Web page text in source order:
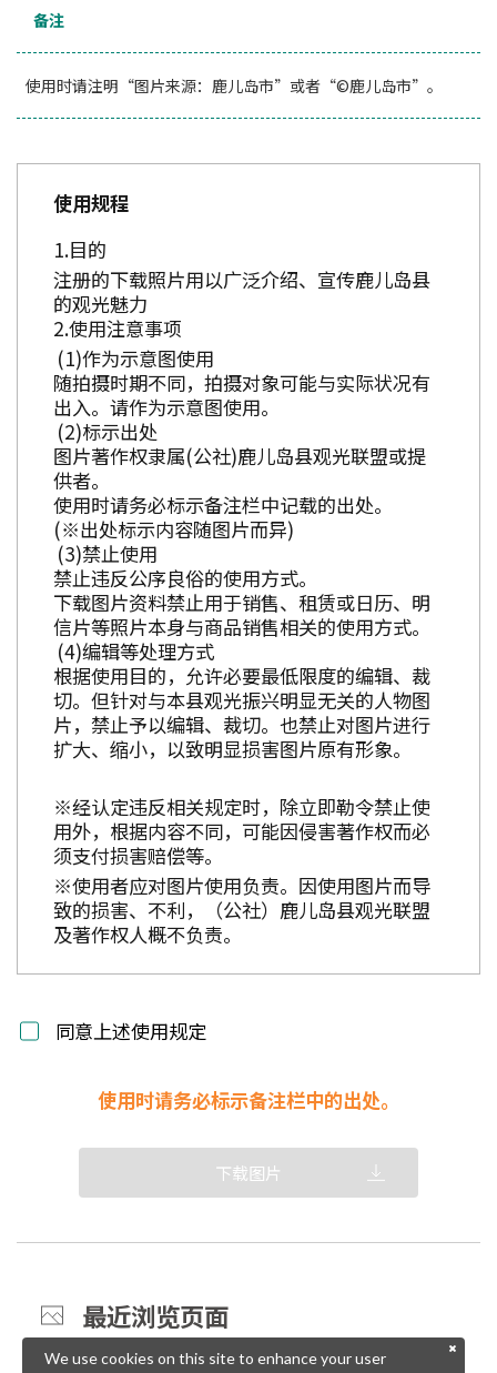
备注
使用时请注明“图片来源：鹿儿岛市”或者“©鹿儿岛市”。
使用规程
目的
注册的下载照片用以广泛介绍、宣传鹿儿岛县
的观光魅力
使用注意事项
作为示意图使用
随拍摄时期不同，拍摄对象可能与实际状况有
出入。请作为示意图使用。
标示出处
图片著作权隶属(公社)鹿儿岛县观光联盟或提
供者。
使用时请务必标示备注栏中记载的出处。
(※出处标示内容随图片而异)
禁止使用
禁止违反公序良俗的使用方式。
下载图片资料禁止用于销售、租赁或日历、明
信片等照片本身与商品销售相关的使用方式。
编辑等处理方式
根据使用目的，允许必要最低限度的编辑、裁
切。但针对与本县观光振兴明显无关的人物图
片，禁止予以编辑、裁切。也禁止对图片进行
扩大、缩小，以致明显损害图片原有形象。
※经认定违反相关规定时，除立即勒令禁止使
用外，根据内容不同，可能因侵害著作权而必
须支付损害赔偿等。
※使用者应对图片使用负责。因使用图片而导
致的损害、不利，（公社）鹿儿岛县观光联盟
及著作权人概不负责。
同意上述使用规定
使用时请务必标示备注栏中的出处。
下载图片
最近浏览页面
We use cookies on this site to enhance your user